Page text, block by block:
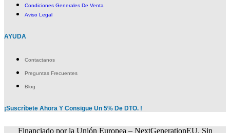
Condiciones Generales De Venta
Aviso Legal
AYUDA
Contactanos
Preguntas Frecuentes
Blog
¡Suscríbete Ahora Y Consigue Un 5% De DTO. !
Financiado por la Unión Europea – NextGenerationEU. Sin